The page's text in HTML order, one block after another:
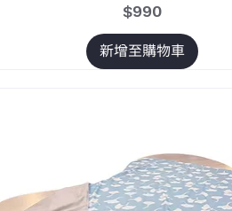
價格
$990
新增至購物車